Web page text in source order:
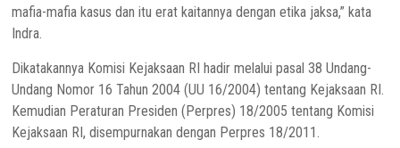
mafia-mafia kasus dan itu erat kaitannya dengan etika jaksa,” kata
Indra.
Dikatakannya Komisi Kejaksaan RI hadir melalui pasal 38 Undang-
Undang Nomor 16 Tahun 2004 (UU 16/2004) tentang Kejaksaan RI.
Kemudian Peraturan Presiden (Perpres) 18/2005 tentang Komisi
Kejaksaan RI, disempurnakan dengan Perpres 18/2011.